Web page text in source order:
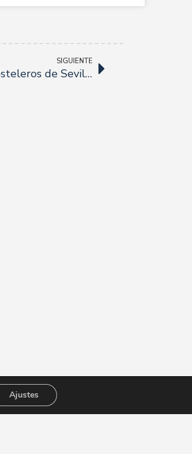
SIGUIENTE
Reunión informativa de la Asociación de Hosteleros de Sevilla sobre la nueva Ordenanza de Veladores.
Ajustes